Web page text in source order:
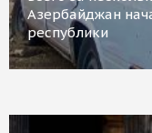
Азербайджан
республики